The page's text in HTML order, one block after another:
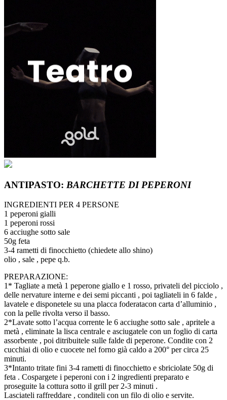
ANTIPASTO: BARCHETTE DI PEPERONI
INGREDIENTI PER 4 PERSONE
1 peperoni gialli
1 peperoni rossi
6 acciughe sotto sale
50g feta
3-4 rametti di finocchietto (chiedete allo shino)
olio , sale , pepe q.b.
PREPARAZIONE:
1* Tagliate a metà 1 peperone giallo e 1 rosso, privateli del picciolo ,
delle nervature interne e dei semi piccanti , poi tagliateli in 6 falde ,
lavatele e disponetele su una placca foderatacon carta d’alluminio ,
con la pelle rivolta verso il basso.
2*Lavate sotto l’acqua corrente le 6 acciughe sotto sale , apritele a
metà , eliminate la lisca centrale e asciugatele con un foglio di carta
assorbente , poi ditribuitele sulle falde di peperone. Condite con 2
cucchiai di olio e cuocete nel forno già caldo a 200° per circa 25
minuti.
3*Intanto tritate fini 3-4 rametti di finocchietto e sbriciolate 50g di
feta . Cospargete i peperoni con i 2 ingredienti preparato e
proseguite la cottura sotto il grill per 2-3 minuti .
Lasciateli raffreddare , conditeli con un filo di olio e servite.